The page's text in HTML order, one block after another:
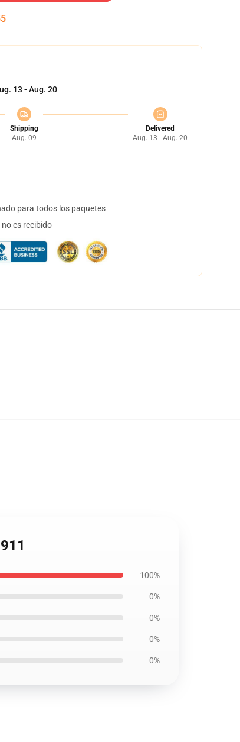
13 - Aug. 20
Shipping
Aug. 09
Delivered
Aug. 13 - Aug. 20
para todos los paquetes
es recibido
100%
0%
0%
0%
0%